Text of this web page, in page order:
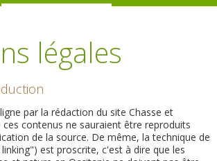
légales
par la rédaction du site Chasse et
contenus ne sauraient être reproduits
de la source. De même, la technique de
est proscrite, c'est à dire que les